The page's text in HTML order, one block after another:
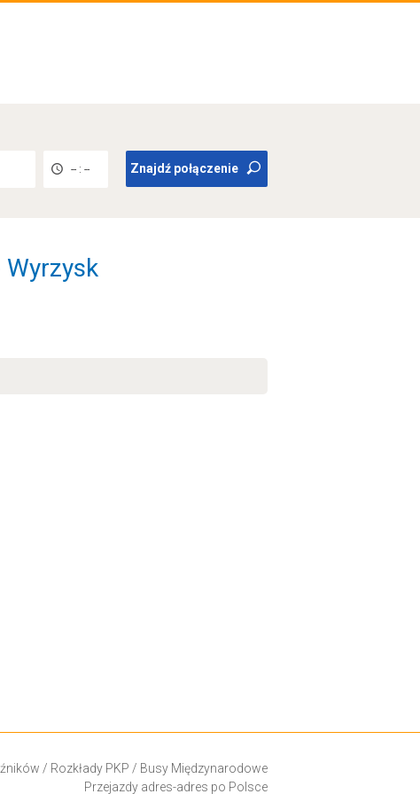
-- : -- Znajdź połączenie
Wyrzysk
/ Rozkłady PKP / Busy Międzynarodowe
Przejazdy adres-adres po Polsce